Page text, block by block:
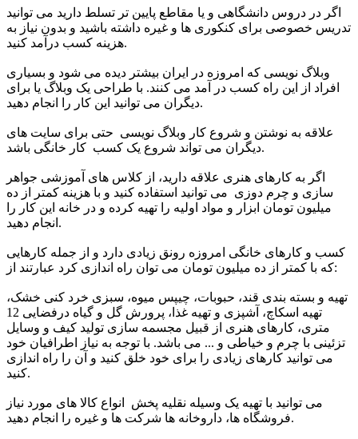
اگر در دروس دانشگاهی و یا مقاطع پایین تر تسلط دارید می توانید
تدریس خصوصی برای کنکوری ها و غیره داشته باشید و بدون نیاز به
هزینه کسب درآمد کنید.
وبلاگ نویسی که امروزه در ایران بیشتر دیده می شود و بسیاری
افراد از این راه کسب در آمد می کنند. با طراحی یک وبلاگ یا برای
دیگران می توانید این کار را انجام دهید.
علاقه به نوشتن و شروع کار وبلاگ نویسی حتی برای سایت های
دیگران می تواند شروع یک کسب کار خانگی باشد.
اگر به کارهای هنری علاقه دارید، از کلاس های آموزشی جواهر
سازی و چرم دوزی می توانید استفاده کنید و با هزینه کمتر از ده
میلیون تومان ابزار و مواد اولیه را تهیه کرده و در خانه این کار را
انجام دهید.
کسب و کارهای خانگی امروزه رونق زیادی دارد و از جمله کارهایی
که با کمتر از ده میلیون تومان می توان راه اندازی کرد عبارتند از:
تهیه و بسته بندی قند، حبوبات، چیپس میوه، سبزی خرد کنی خشک،
تهیه اسکاچ، آشپزی و تهیه غذا، پرورش گل و گیاه درفضایی 12
متری، کارهای هنری از قبیل مجسمه سازی تولید کیف و وسایل
تزئینی با چرم و خیاطی و ... می باشد. با توجه به نیاز اطرافیان خود
می توانید کارهای زیادی را برای خود خلق کنید و آن را راه اندازی
کنید.
می توانید با تهیه یک وسیله نقلیه پخش انواع کالا های مورد نیاز
فروشگاه ها، داروخانه ها شرکت ها و غیره را انجام دهید.